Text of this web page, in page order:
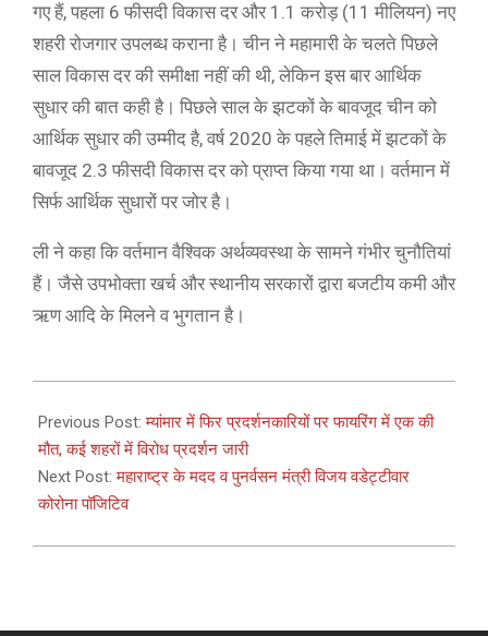
गए हैं, पहला 6 फीसदी विकास दर और 1.1 करोड़ (11 मीलियन) नए
शहरी रोजगार उपलब्ध कराना है। चीन ने महामारी के चलते पिछले
साल विकास दर की समीक्षा नहीं की थी, लेकिन इस बार आर्थिक
सुधार की बात कही है। पिछले साल के झटकों के बावजूद चीन को
आर्थिक सुधार की उम्मीद है, वर्ष 2020 के पहले तिमाई में झटकों के
बावजूद 2.3 फीसदी विकास दर को प्राप्त किया गया था। वर्तमान में
सिर्फ आर्थिक सुधारों पर जोर है।
ली ने कहा कि वर्तमान वैश्विक अर्थव्यवस्था के सामने गंभीर चुनौतियां
हैं। जैसे उपभोक्ता खर्च और स्थानीय सरकारों द्वारा बजटीय कमी और
ऋण आदि के मिलने व भुगतान है।
03-
06
Previous Post:म्यांमार में फिर प्रदर्शनकारियों पर फायरिंग में एक की
मौत, कई शहरों में विरोध प्रदर्शन जारी
Next Post:महाराष्ट्र के मदद व पुनर्वसन मंत्री विजय वडेट्टीवार
कोरोना पॉजिटिव